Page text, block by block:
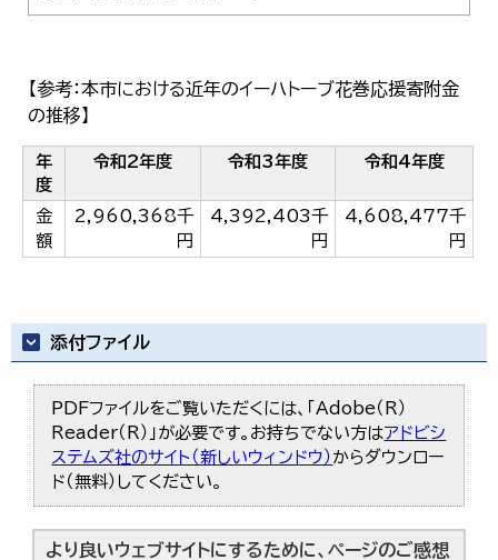
【参考：本市における近年のイーハトーブ花巻応援寄附金
の推移】
年
度
令和2年度 令和3年度 令和4年度
金
額
2,960,368千
円
4,392,403千
円
4,608,477千
円
添付ファイル
PDFファイルをご覧いただくには、「Adobe（R）
Reader（R）」が必要です。お持ちでない方はアドビシ
ステムズ社のサイト（新しいウィンドウ） からダウンロー
ド（無料）してください。
より良いウェブサイトにするために、ページのご感想